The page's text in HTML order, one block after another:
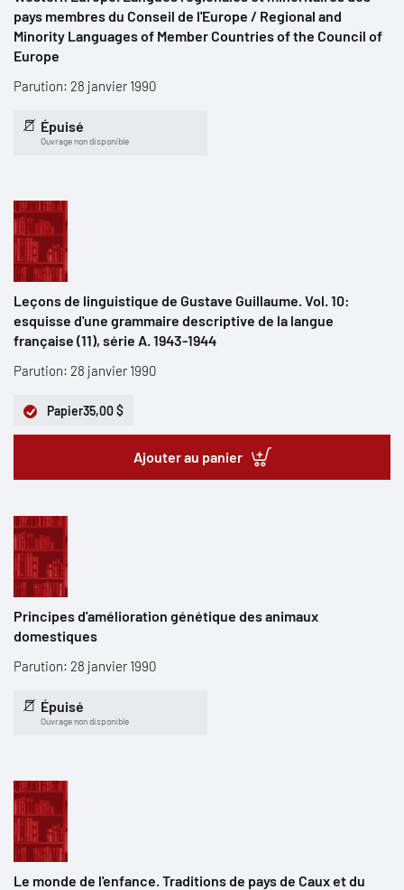
pays membres du Conseil de l'Europe / Regional and
Minority Languages of Member Countries of the Council of
Europe
Parution: 28 janvier 1990
Épuisé
Ouvrage non disponible
Leçons de linguistique de Gustave Guillaume. Vol. 10:
esquisse d'une grammaire descriptive de la langue
française (11), série A. 1943-1944
Parution: 28 janvier 1990
Papier35,00 $
Ajouter au panier
Principes d'amélioration génétique des animaux
domestiques
Parution: 28 janvier 1990
Épuisé
Ouvrage non disponible
Le monde de l'enfance. Traditions de pays de Caux et du